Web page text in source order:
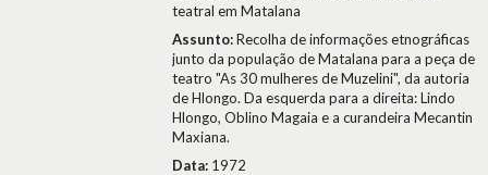
teatral em Matalana
Assunto:Recolha de informações etnográficas
junto da população de Matalana para a peça de
teatro "As 30 mulheres de Muzelini", da autoria
de Hlongo. Da esquerda para a direita: Lindo
Hlongo, Oblino Magaia e a curandeira Mecantin
Maxiana.
Data: 1972